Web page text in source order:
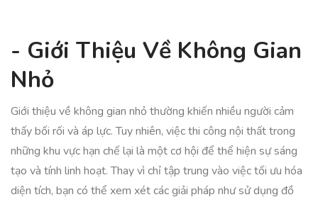
- Giới Thiệu Về Không Gian
Nhỏ
Giới thiệu về không gian nhỏ thường khiến nhiều người cảm
thấy bối rối và áp lực. Tuy nhiên, việc thi công nội thất trong
những khu vực hạn chế lại là một cơ hội để thể hiện sự sáng
tạo và tính linh hoạt. Thay vì chỉ tập trung vào việc tối ưu hóa
diện tích, bạn có thể xem xét các giải pháp như sử dụng đồ